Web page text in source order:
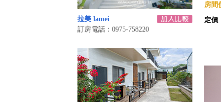
拉美 lamei
訂房電話：0975-758220
房間
定價